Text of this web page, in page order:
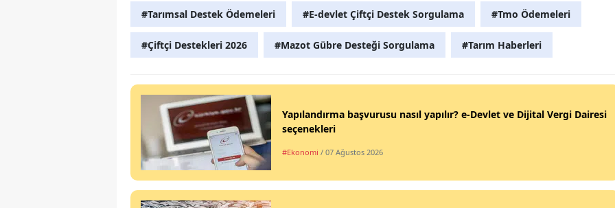
#Tarımsal Destek Ödemeleri #E-devlet Çiftçi Destek Sorgulama #Tmo Ödemeleri
#Çiftçi Destekleri 2026 #Mazot Gübre Desteği Sorgulama #Tarım Haberleri
Yapılandırma başvurusu nasıl yapılır? e-Devlet ve Dijital Vergi Dairesi
seçenekleri
#Ekonomi / 07 Ağustos 2026